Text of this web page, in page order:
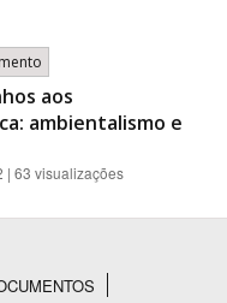
aos
ambientalismo e
| 63 visualizações